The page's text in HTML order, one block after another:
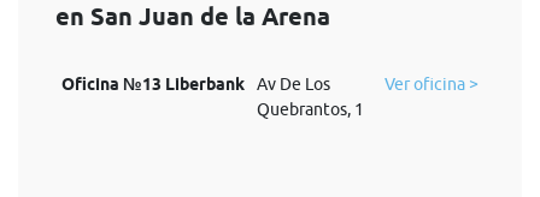
en San Juan de la Arena
Oficina №13 Liberbank
Av De Los
Quebrantos, 1
Ver oficina >